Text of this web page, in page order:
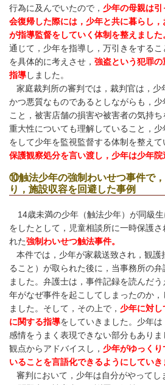
行為に及んでいたので， 少年の母親は
会復帰した際には，少年と共に暮らし
が指導監督をしていく体制を整えました
通じて，少年を指導し，万引きをする
を具体的に考えさせ， 強盗という犯罪の
指導しました。
家庭裁判所の審判では，裁判官は，
かつ悪質なものであるとしながらも，
こと，被害店舗の損害や被害者の気持
重大性についても理解していること，
をして少年を監視監督する体制を整えて
保護観察処分を言い渡し，少年は少年院
⑩触法少年の強制わいせつ事件で
り，施設収容を回避した事例
14歳未満の少年（触法少年）が同級
をしたとして，児童相談所に一時保護
れた強制わいせつ触法事件。
本件では，少年が家裁送致され，観護
ること）が取られた後に，当事務所の
ました。弁護士は，事件記録を読んだ
年がなぜ事件を起こしてしまったのか
ました。そして，その上で， 少年に対し
に関する指導をしていきました。少年
感情をうまく表現できない部分もあり
観点からアドバイスし， 少年がゆっく
いることを言語化できるようにしていき
審判において，少年は自分がやって